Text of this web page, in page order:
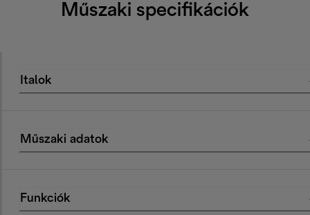
Műszaki specifikációk
Italok
Műszaki adatok
Funkciók